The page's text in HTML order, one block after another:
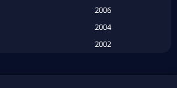
2006
2004
2002